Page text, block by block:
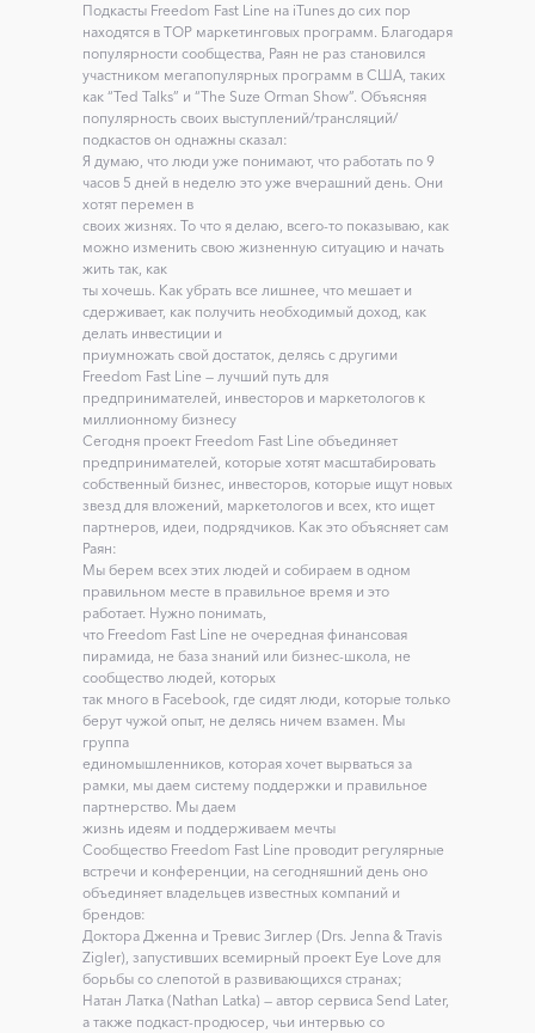
Подкасты Freedom Fast Line на iTunes до сих пор
находятся в ТОР маркетинговых программ. Благодаря
популярности сообщества, Раян не раз становился
участником мегапопулярных программ в США, таких
как “Ted Talks” и “The Suze Orman Show”. Объясняя
популярность своих выступлений/трансляций/
подкастов он однажны сказал:
Я думаю, что люди уже понимают, что работать по 9
часов 5 дней в неделю это уже вчерашний день. Они
хотят перемен в
своих жизнях. То что я делаю, всего-то показываю, как
можно изменить свою жизненную ситуацию и начать
жить так, как
ты хочешь. Как убрать все лишнее, что мешает и
сдерживает, как получить необходимый доход, как
делать инвестиции и
приумножать свой достаток, делясь с другими
Freedom Fast Line — лучший путь для
предпринимателей, инвесторов и маркетологов к
миллионному бизнесу
Сегодня проект Freedom Fast Line объединяет
предпринимателей, которые хотят масштабировать
собственный бизнес, инвесторов, которые ищут новых
звезд для вложений, маркетологов и всех, кто ищет
партнеров, идеи, подрядчиков. Как это объясняет сам
Раян:
Мы берем всех этих людей и собираем в одном
правильном месте в правильное время и это
работает. Нужно понимать,
что Freedom Fast Line не очередная финансовая
пирамида, не база знаний или бизнес-школа, не
сообщество людей, которых
так много в Facebook, где сидят люди, которые только
берут чужой опыт, не делясь ничем взамен. Мы
группа
единомышленников, которая хочет вырваться за
рамки, мы даем систему поддержки и правильное
партнерство. Мы даем
жизнь идеям и поддерживаем мечты
Сообщество Freedom Fast Line проводит регулярные
встречи и конференции, на сегодняшний день оно
объединяет владельцев известных компаний и
брендов:
Доктора Дженна и Тревис Зиглер (Drs. Jenna & Travis
Zigler), запустивших всемирный проект Eye Love для
борьбы со слепотой в развивающихся странах;
Натан Латка (Nathan Latka) — автор сервиса Send Later,
а также подкаст-продюсер, чьи интервью со